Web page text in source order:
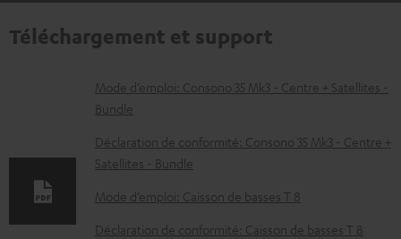
Téléchargement et support
D
o
c
u
m
e
Mode d’emploi: Consono 35 Mk3 - Centre + Satellites -
Bundle
Déclaration de conformité: Consono 35 Mk3 - Centre +
Satellites - Bundle
Mode d’emploi: Caisson de basses T 8
Déclaration de conformité: Caisson de basses T 8